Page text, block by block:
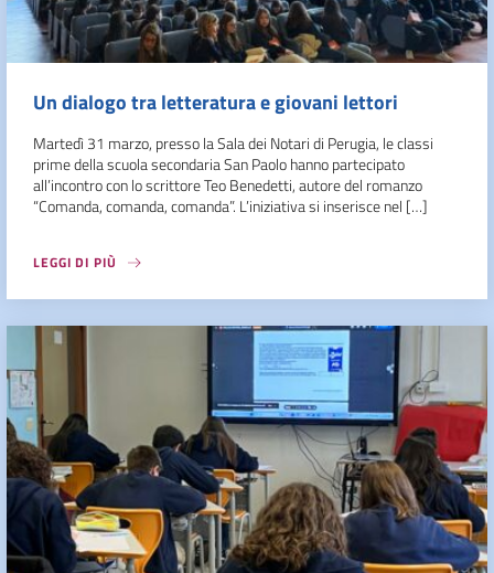
Un dialogo tra letteratura e giovani lettori
Martedì 31 marzo, presso la Sala dei Notari di Perugia, le classi
prime della scuola secondaria San Paolo hanno partecipato
all’incontro con lo scrittore Teo Benedetti, autore del romanzo
“Comanda, comanda, comanda”. L’iniziativa si inserisce nel […]
LEGGI DI PIÙ